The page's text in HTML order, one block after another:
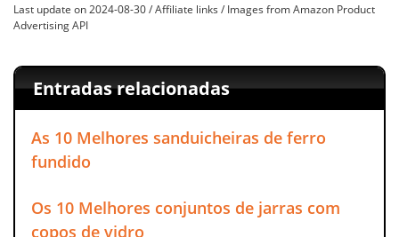
Last update on 2024-08-30 / Affiliate links / Images from Amazon Product
Advertising API
Entradas relacionadas
As 10 Melhores sanduicheiras de ferro
fundido
Os 10 Melhores conjuntos de jarras com
copos de vidro